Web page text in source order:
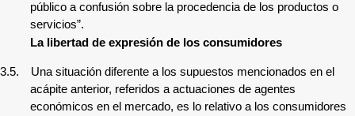
público a confusión sobre la procedencia de los productos o
servicios”.
La libertad de expresión de los consumidores
3.5.
Una situación diferente a los supuestos mencionados en el
acápite anterior, referidos a actuaciones de agentes
económicos en el mercado, es lo relativo a los consumidores